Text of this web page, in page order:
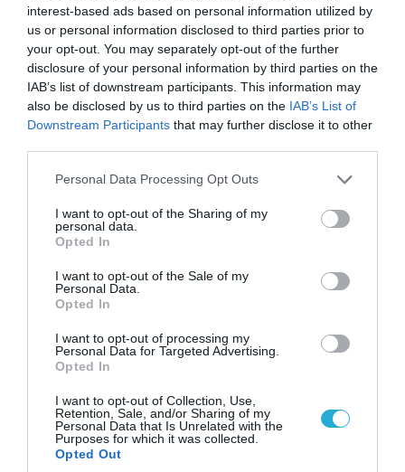
interest-based ads based on personal information utilized by
us or personal information disclosed to third parties prior to
your opt-out. You may separately opt-out of the further
disclosure of your personal information by third parties on the
IAB’s list of downstream participants. This information may
also be disclosed by us to third parties on the IAB’s List of
Downstream Participants that may further disclose it to other
Please note that this website/app uses one or more Google
not limited to your visit or usage behaviour. You may click to
grant or deny consent to Google and its third-party tags to
use your data for below specified purposes in below Google
consent section.
Personal Data Processing Opt Outs
I want to opt-out of the Sharing of my
personal data.
Opted In
I want to opt-out of the Sale of my
Personal Data.
Opted In
I want to opt-out of processing my
Personal Data for Targeted Advertising.
Opted In
I want to opt-out of Collection, Use,
Retention, Sale, and/or Sharing of my
Personal Data that Is Unrelated with the
Purposes for which it was collected.
Opted Out
08.08.2026 | 09:02
«Η απόλυτη τραγωδία»: Η «αιχμηρή» ανάρτηση
του Αρκά για τα τατουάζ (φωτο)
07.08.2026 | 20:02
Κωνσταντίνο Ζούλα από τον ΣΚΑΪ – Ο λόγος της
απομάκρυνσής του